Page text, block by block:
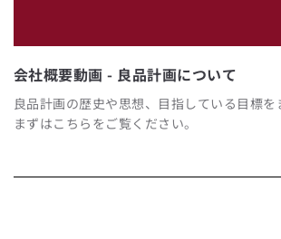
会社概要動画 - 良品計画について
良品計画の歴史や思想、目指している目標を
まずはこちらをご覧ください。